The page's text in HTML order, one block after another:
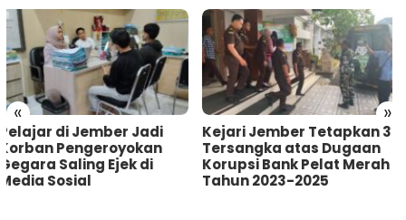
« »
Kejari Jember Tetapkan 3
Tersangka atas Dugaan
Korupsi Bank Pelat Merah
Tahun 2023-2025
Pria Asal Lumajang
Tertangkap Warga
Sumberbaru Jember
saat akan Curi Kotak